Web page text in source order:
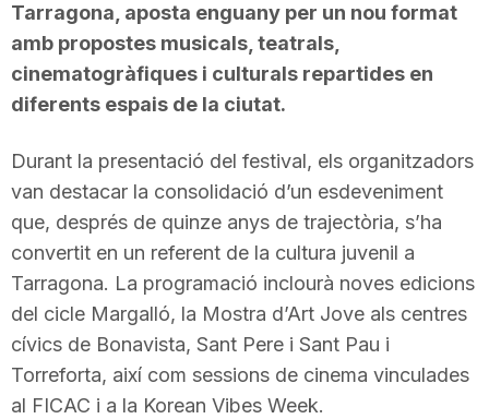
Tarragona, aposta enguany per un nou format
amb propostes musicals, teatrals,
cinematogràfiques i culturals repartides en
diferents espais de la ciutat.
Durant la presentació del festival, els organitzadors
van destacar la consolidació d’un esdeveniment
que, després de quinze anys de trajectòria, s’ha
convertit en un referent de la cultura juvenil a
Tarragona. La programació inclourà noves edicions
del cicle Margalló, la Mostra d’Art Jove als centres
cívics de Bonavista, Sant Pere i Sant Pau i
Torreforta, així com sessions de cinema vinculades
al FICAC i a la Korean Vibes Week.